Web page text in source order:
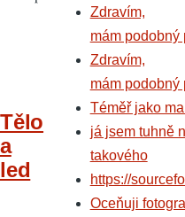
Tělo
a
led
Zdravím,
mám podobný
Zdravím,
mám podobný
Téměř jako
já jsem tuhně
takového
https://
Oceňuji